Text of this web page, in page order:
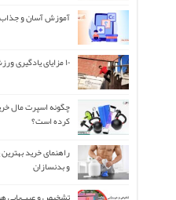
آموزش آسان و جذاب
۱۰ مزایای یادگیری ورزش خیابانی مانند پارکور
چگونه اسپرت مال
کرده است؟
راهنمای خرید
و بدنسازان